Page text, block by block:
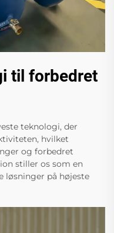
til forbedret
teknologi, der
hvilket
og forbedret
stiller os som en
løsninger på højeste